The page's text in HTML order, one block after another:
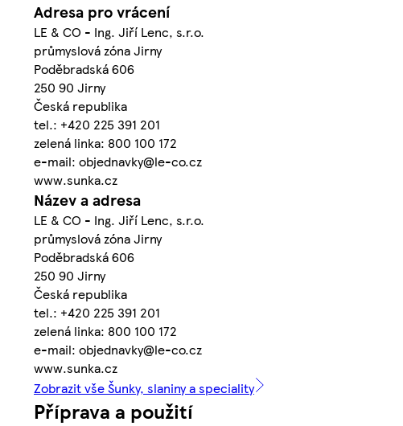
Adresa pro vrácení
LE & CO - Ing. Jiří Lenc, s.r.o.
průmyslová zóna Jirny
Poděbradská 606
250 90 Jirny
Česká republika
tel.: +420 225 391 201
zelená linka: 800 100 172
e-mail: objednavky@le-co.cz
www.sunka.cz
Název a adresa
LE & CO - Ing. Jiří Lenc, s.r.o.
průmyslová zóna Jirny
Poděbradská 606
250 90 Jirny
Česká republika
tel.: +420 225 391 201
zelená linka: 800 100 172
e-mail: objednavky@le-co.cz
www.sunka.cz
Zobrazit vše Šunky, slaniny a speciality
Příprava a použití